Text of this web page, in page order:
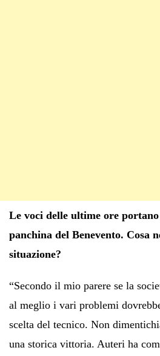
Le voci delle ultime ore
panchina del Benevento. Cosa
situazione?
“Secondo il mio parere se la
al meglio i vari problemi
scelta del tecnico. Non
una storica vittoria. Auteri ha